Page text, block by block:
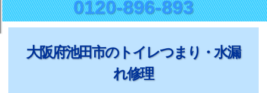
0120-896-893
大阪府池田市のトイレつまり・水漏
れ修理